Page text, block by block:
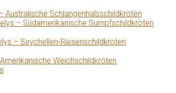
Australische Schlangenhalsschildkröten
– Südamerikanische Sumpfschildkröten
– Seychellen-Riesenschildkröten
Weichschildkröten